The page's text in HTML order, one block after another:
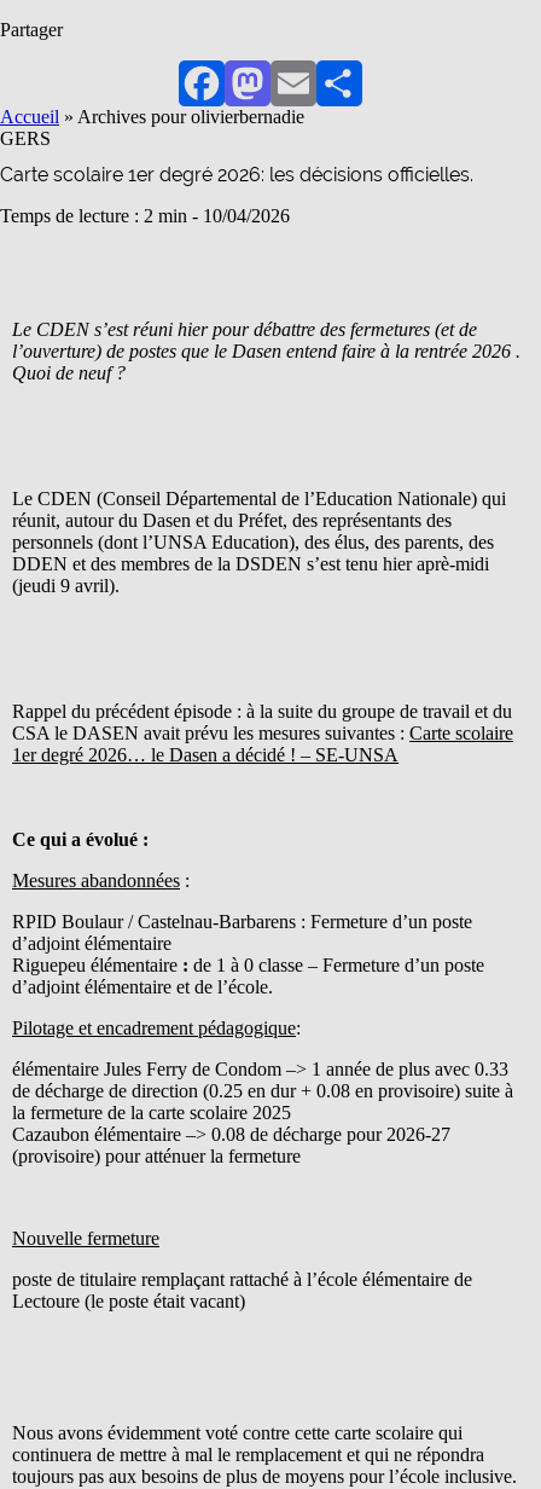
Partager
FacebookMastodon
EmailPartager
Accueil » Archives pour olivierbernadie
GERS
Carte scolaire 1er degré 2026: les décisions officielles.
Temps de lecture : 2 min - 10/04/2026
Le CDEN s’est réuni hier pour débattre des fermetures (et de
l’ouverture) de postes que le Dasen entend faire à la rentrée 2026 .
Quoi de neuf ?
Le CDEN (Conseil Départemental de l’Education Nationale) qui
réunit, autour du Dasen et du Préfet, des représentants des
personnels (dont l’UNSA Education), des élus, des parents, des
DDEN et des membres de la DSDEN s’est tenu hier aprè-midi
(jeudi 9 avril).
Rappel du précédent épisode : à la suite du groupe de travail et du
CSA le DASEN avait prévu les mesures suivantes : Carte scolaire
1er degré 2026… le Dasen a décidé ! – SE-UNSA
Ce qui a évolué :
Mesures abandonnées :
RPID Boulaur / Castelnau-Barbarens : Fermeture d’un poste
d’adjoint élémentaire
Riguepeu élémentaire : de 1 à 0 classe – Fermeture d’un poste
d’adjoint élémentaire et de l’école.
Pilotage et encadrement pédagogique:
élémentaire Jules Ferry de Condom –> 1 année de plus avec 0.33
de décharge de direction (0.25 en dur + 0.08 en provisoire) suite à
la fermeture de la carte scolaire 2025
Cazaubon élémentaire –> 0.08 de décharge pour 2026-27
(provisoire) pour atténuer la fermeture
Nouvelle fermeture
poste de titulaire remplaçant rattaché à l’école élémentaire de
Lectoure (le poste était vacant)
Nous avons évidemment voté contre cette carte scolaire qui
continuera de mettre à mal le remplacement et qui ne répondra
toujours pas aux besoins de plus de moyens pour l’école inclusive.